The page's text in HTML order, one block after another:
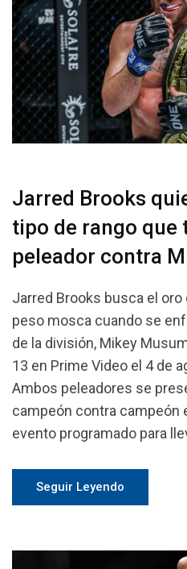
Jarred Brooks
tipo de rango que
peleador contra
Jarred Brooks busca el
peso mosca cuando se
de la división, Mikey
13 en Prime Video el 4 de
Ambos peleadores se
campeón contra campeón
evento programado para
Seguir Leyendo